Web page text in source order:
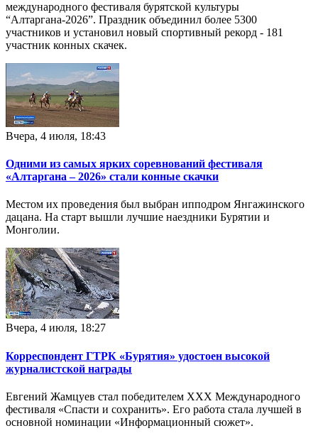
международного фестиваля бурятской культуры
“Алтаргана-2026”. Праздник объединил более 5300
участников и установил новый спортивный рекорд - 181
участник конных скачек.
Вчера, 4 июля, 18:43
Одними из самых ярких соревнований фестиваля
«Алтаргана – 2026» стали конные скачки
Местом их проведения был выбран ипподром Янгажинского
дацана. На старт вышли лучшие наездники Бурятии и
Монголии.
Вчера, 4 июля, 18:27
Корреспондент ГТРК «Бурятия» удостоен высокой
журналистской награды
Евгений Жамцуев стал победителем XXX Международного
фестиваля «Спасти и сохранить». Его работа стала лучшей в
основной номинации «Информационный сюжет».